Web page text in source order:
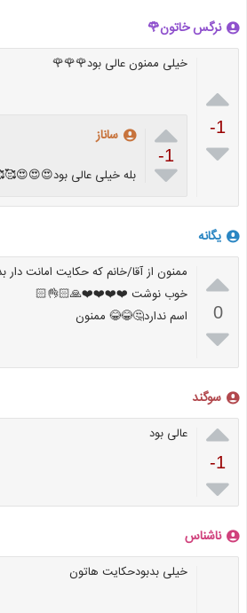
نرگس خاتون🌹

-1

خیلی ممنون عالی بود🌹🌹🌹

-1

ساناز
بله خیلی عالی
یگانه

0

ممنون از آقا/خانم که حکایت امانت
خوب نوشت ❤️❤️❤️❤️🙏🏻👌🏻
اسم ندارد🤔😂😂 ممنون
سوگند

-1

عالی بود
ناشناس
خیلی بدبودحکایت هاتون